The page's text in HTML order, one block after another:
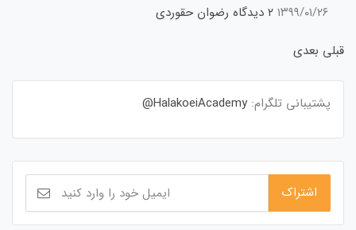
۱۳۹۹/۰۱/۲۶ ۲ دیدگاه
رضوان حقوردی
قبلی بعدی
پشتیبانی تلگرام: HalakoeiAcademy@